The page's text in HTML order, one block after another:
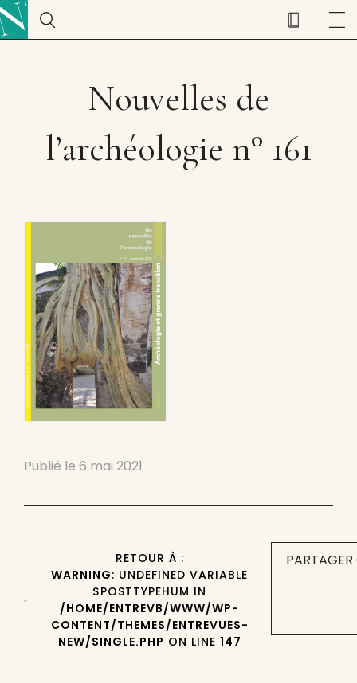
Nouvelles de
l’archéologie n° 161
Publié le 6 mai 2021
RETOUR À :
WARNING: UNDEFINED VARIABLE
$POSTTYPEHUM IN
/HOME/ENTREVB/WWW/WP-
CONTENT/THEMES/ENTREVUES-
NEW/SINGLE.PHP ON LINE 147